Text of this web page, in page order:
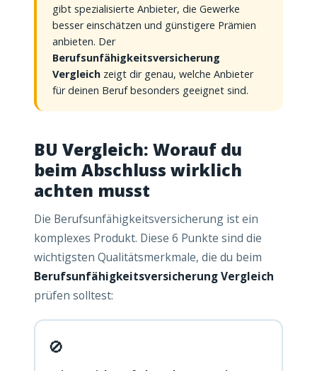
gibt spezialisierte Anbieter, die Gewerke
besser einschätzen und günstigere Prämien
anbieten. Der
Berufsunfähigkeitsversicherung
Vergleich zeigt dir genau, welche Anbieter
für deinen Beruf besonders geeignet sind.
BU Vergleich: Worauf du
beim Abschluss wirklich
achten musst
Die Berufsunfähigkeitsversicherung ist ein
komplexes Produkt. Diese 6 Punkte sind die
wichtigsten Qualitätsmerkmale, die du beim
Berufsunfähigkeitsversicherung Vergleich
prüfen solltest:
🚫